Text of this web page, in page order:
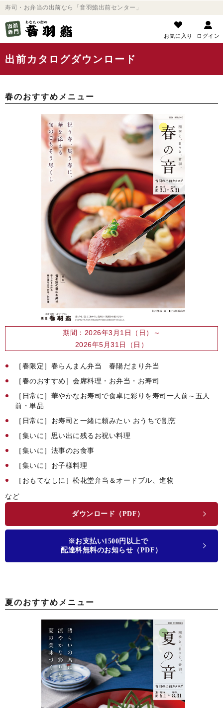
寿司・お弁当の出前なら「音羽鮨出前センター」
お気に入り ログイン
出前カタログダウンロード
春のおすすめメニュー
期間：2026年3月1日（日）～
2026年5月31日（日）
［春限定］春らんまん弁当 春陽だまり弁当
［春のおすすめ］会席料理・お弁当・お寿司
［日常に］華やかなお寿司で食卓に彩りを寿司一人前～五人
前・単品
［日常に］お寿司と一緒に頼みたい おうちで割烹
［集いに］思い出に残るお祝い料理
［集いに］法事のお食事
［集いに］お子様料理
［おもてなしに］松花堂弁当＆オードブル、進物
など
ダウンロード（PDF）
※お支払い1500円以上で
配達料無料のお知らせ（PDF）
夏のおすすめメニュー